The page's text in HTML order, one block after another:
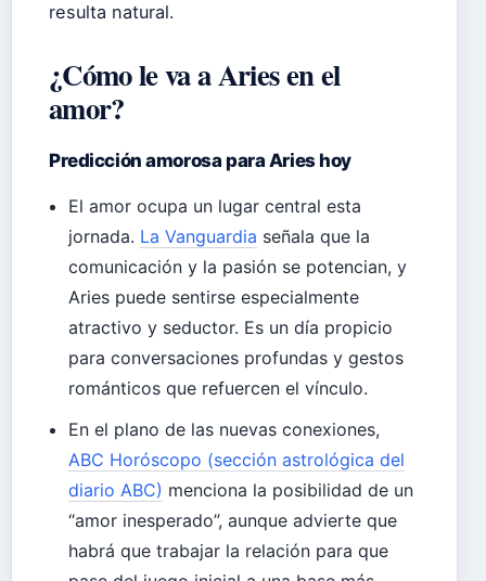
resulta natural.
¿Cómo le va a Aries en el
amor?
Predicción amorosa para Aries hoy
El amor ocupa un lugar central esta
jornada. La Vanguardia señala que la
comunicación y la pasión se potencian, y
Aries puede sentirse especialmente
atractivo y seductor. Es un día propicio
para conversaciones profundas y gestos
románticos que refuercen el vínculo.
En el plano de las nuevas conexiones,
ABC Horóscopo (sección astrológica del
diario ABC) menciona la posibilidad de un
“amor inesperado”, aunque advierte que
habrá que trabajar la relación para que